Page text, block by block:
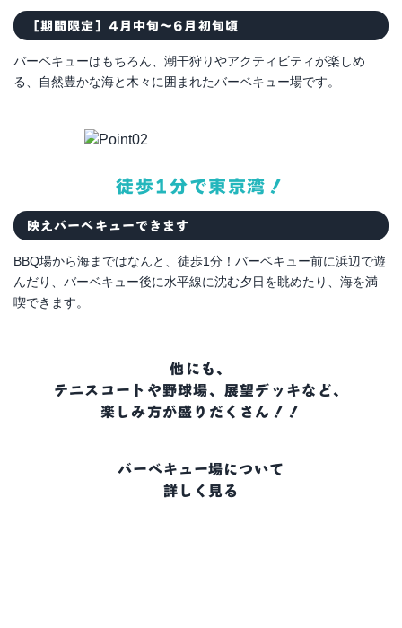
［期間限定］4月中旬～6月初旬頃
バーベキューはもちろん、潮干狩りやアクティビティが楽しめ
る、自然豊かな海と木々に囲まれたバーベキュー場です。
徒歩1分で東京湾！
映えバーベキューできます
BBQ場から海まではなんと、徒歩1分！バーベキュー前に浜辺で遊
んだり、バーベキュー後に水平線に沈む夕日を眺めたり、海を満
喫できます。
他にも、
テニスコートや野球場、展望デッキなど、
楽しみ方が盛りだくさん！！
バーベキュー場について
詳しく見る